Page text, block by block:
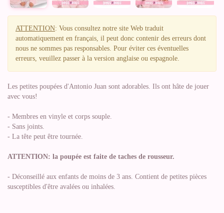
ATTENTION: Vous consultez notre site Web traduit
automatiquement en français, il peut donc contenir des erreurs dont
nous ne sommes pas responsables. Pour éviter ces éventuelles
erreurs, veuillez passer à la version anglaise ou espagnole.
Les petites poupées d'Antonio Juan sont adorables. Ils ont hâte de jouer
avec vous!
- Membres en vinyle et corps souple.
- Sans joints.
- La tête peut être tournée.
ATTENTION: la poupée est faite de taches de rousseur.
- Déconseillé aux enfants de moins de 3 ans. Contient de petites pièces
susceptibles d'être avalées ou inhalées.